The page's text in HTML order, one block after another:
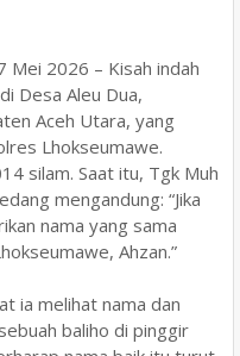
Mei 2026 – Kisah indah
Desa Aleu Dua,
Aceh Utara, yang
Lhokseumawe.
silam. Saat itu, Tgk Muh
mengandung: “Jika
nama yang sama
Ahzan.”
ia melihat nama dan
baliho di pinggir